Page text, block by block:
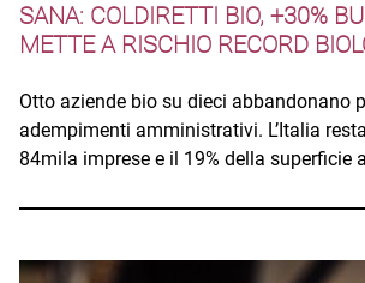
SANA: COLDIRETTI BIO, +30%
METTE A RISCHIO RECORD
Otto aziende bio su dieci abbandonano
adempimenti amministrativi. L’Italia
84mila imprese e il 19% della superficie